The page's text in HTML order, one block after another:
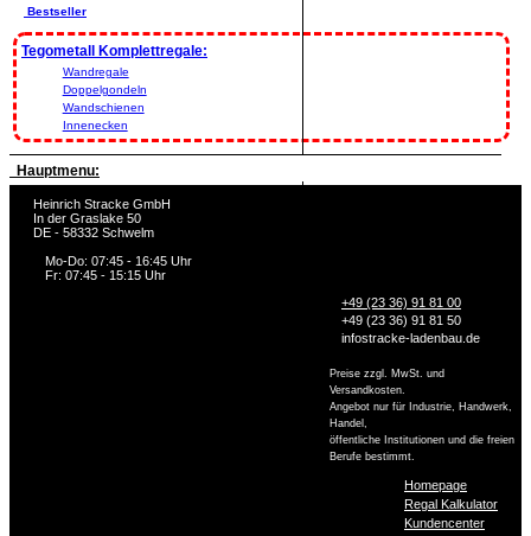
Bestseller
Tegometall Komplettregale:
Wandregale
Doppelgondeln
Wandschienen
Innenecken
Hauptmenu:
Heinrich Stracke GmbH
In der Graslake 50
DE - 58332 Schwelm
Mo-Do: 07:45 - 16:45 Uhr
Fr: 07:45 - 15:15 Uhr
+49 (23 36) 91 81 00
+49 (23 36) 91 81 50
infostracke-ladenbau.de
Preise zzgl. MwSt. und
Versandkosten.
Angebot nur für Industrie, Handwerk,
Handel,
öffentliche Institutionen und die freien
Berufe bestimmt.
Homepage
Regal Kalkulator
Kundencenter